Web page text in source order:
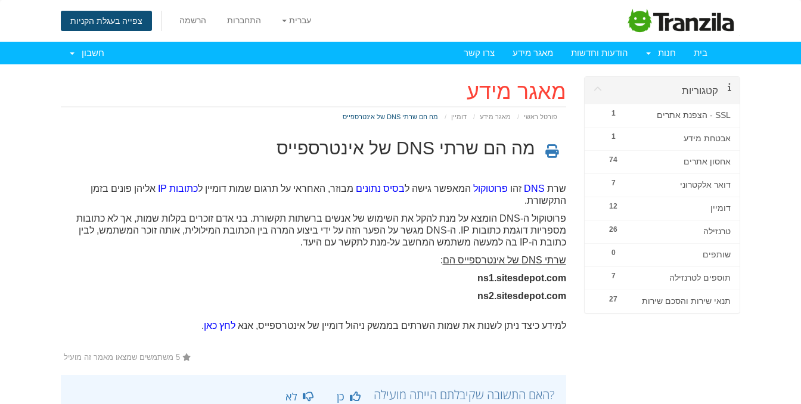
עברית התחברות הרשמה צפייה בעגלת הקניות
בית חנות הודעות וחדשות מאגר מידע צרו קשר חשבון
מאגר מידע
פורטל ראשי מאגר מידע דומיין מה הם שרתי DNS של אינטרספייס
קטגוריות
1 SSL - הצפנת אתרים
1 אבטחת מידע
74 אחסון אתרים
7 דואר אלקטרוני
12 דומיין
26 טרנזילה
0 שותפים
7 תוספים לטרנזילה
27 תנאי שירות והסכם שירות
מה הם שרתי DNS של אינטרספייס
שרת DNS זהו פרוטוקול המאפשר גישה לבסיס נתונים מבוזר, האחראי על תרגום שמות דומיין לכתובות IP
אליהן פונים בזמן
התקשורת.
פרוטוקול ה-DNS הומצא על מנת להקל את השימוש של אנשים ברשתות תקשורת. בני אדם זוכרים בקלות שמות, אך לא כתובות
מספריות דוגמת כתובות IP. ה-DNS מגשר על הפער הזה על ידי ביצוע המרה בין הכתובת המילולית, אותה זוכר המשתמש, לבין
כתובת ה-IP בה למעשה משתמש המחשב על-מנת לתקשר עם היעד.
שרתי DNS של אינטרספייס הם
:
ns1.sitesdepot.com
ns2.sitesdepot.com
למידע כיצד ניתן לשנות את שמות השרתים בממשק ניהול דומיין של אינטרספייס, אנאלחץ כאן.
?האם התשובה שקיבלתם הייתה מועילה כן לא